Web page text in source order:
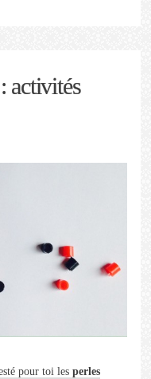
activités
pour toi lesperles